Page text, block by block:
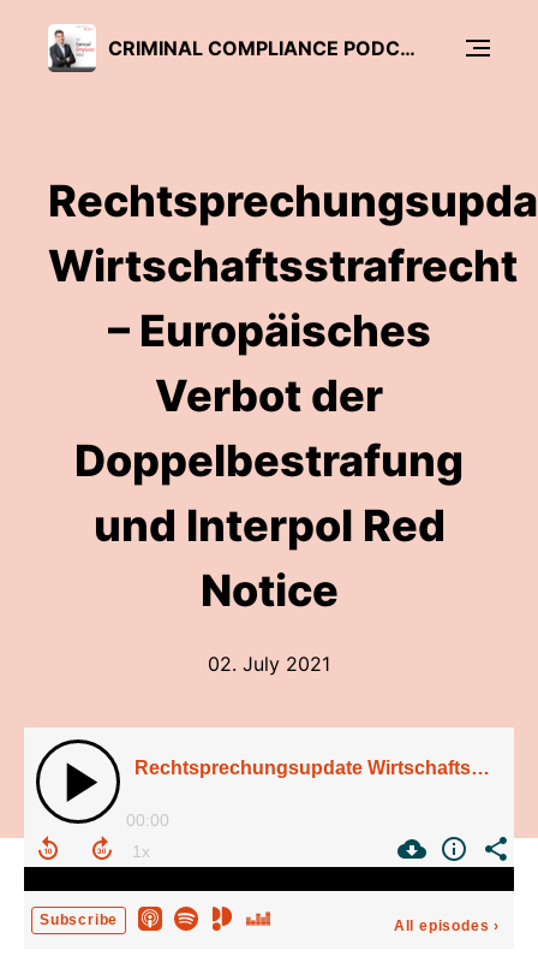
CRIMINAL COMPLIANCE PODCAST
Wirtschaftsstrafrecht
– Europäisches
Verbot der
Doppelbestrafung
und Interpol Red
Notice
02. July 2021
Rechtsprechungsupdate Wirtschaftsstrafrecht – Europäisches Verbot der Doppelbestrafung und Interpol Red Notice
00:00
Subscribe All episodes ›